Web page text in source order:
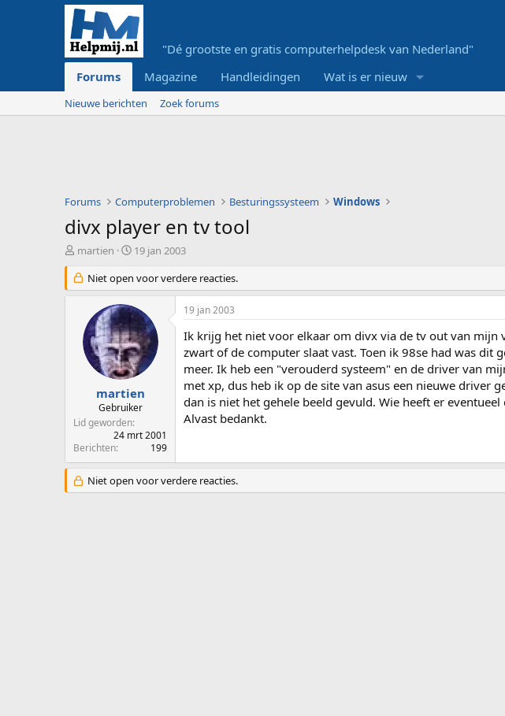
"Dé grootste en gratis computerhelpdesk van Nederland"
Forums
Magazine Handleidingen Wat is er nieuw
Nieuwe berichten Zoek forums
Forums Computerproblemen Besturingssysteem Windows
divx player en tv tool
O
d
e
r
e
r
martien
S
a
r
t
d
a
t
u
m
19 jan 2003
Niet open voor verdere reacties.
martien
Gebruiker
Lid geworden
24 mrt 2001
Berichten
199
19 jan 2003
Ik krijg het niet voor elkaar om divx via de tv out van mijn
zwart of de computer slaat vast. Toen ik 98se had was dit
meer. Ik heb een "verouderd systeem" en de driver van
met xp, dus heb ik op de site van asus een nieuwe driver
dan is niet het gehele beeld gevuld. Wie heeft er eventueel
Alvast bedankt.
Niet open voor verdere reacties.